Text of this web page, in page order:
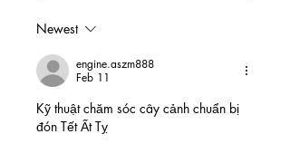
Newest
engine.aszm888
Feb 11
Kỹ thuật chăm sóc cây cảnh chuẩn bị
đón Tết Ất Tỵ